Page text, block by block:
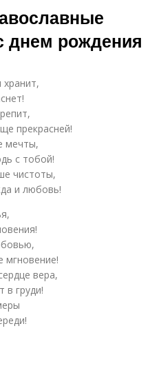
днем рождения
хранит,
прекрасней!
мечты,
с тобой!
чистоты,
и любовь!
мгновение!
вера,
в груди!